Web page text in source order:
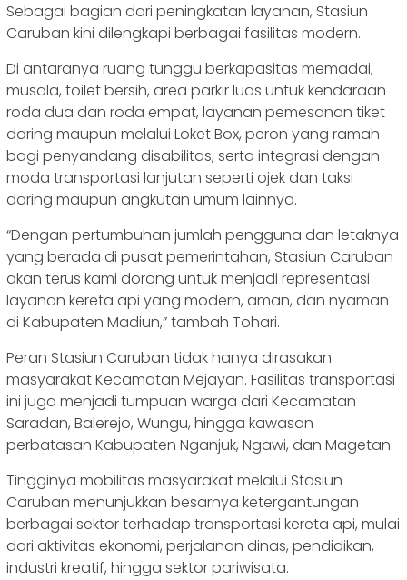
Sebagai bagian dari peningkatan layanan, Stasiun
Caruban kini dilengkapi berbagai fasilitas modern.
Di antaranya ruang tunggu berkapasitas memadai,
musala, toilet bersih, area parkir luas untuk kendaraan
roda dua dan roda empat, layanan pemesanan tiket
daring maupun melalui Loket Box, peron yang ramah
bagi penyandang disabilitas, serta integrasi dengan
moda transportasi lanjutan seperti ojek dan taksi
daring maupun angkutan umum lainnya.
“Dengan pertumbuhan jumlah pengguna dan letaknya
yang berada di pusat pemerintahan, Stasiun Caruban
akan terus kami dorong untuk menjadi representasi
layanan kereta api yang modern, aman, dan nyaman
di Kabupaten Madiun,” tambah Tohari.
Peran Stasiun Caruban tidak hanya dirasakan
masyarakat Kecamatan Mejayan. Fasilitas transportasi
ini juga menjadi tumpuan warga dari Kecamatan
Saradan, Balerejo, Wungu, hingga kawasan
perbatasan Kabupaten Nganjuk, Ngawi, dan Magetan.
Tingginya mobilitas masyarakat melalui Stasiun
Caruban menunjukkan besarnya ketergantungan
berbagai sektor terhadap transportasi kereta api, mulai
dari aktivitas ekonomi, perjalanan dinas, pendidikan,
industri kreatif, hingga sektor pariwisata.